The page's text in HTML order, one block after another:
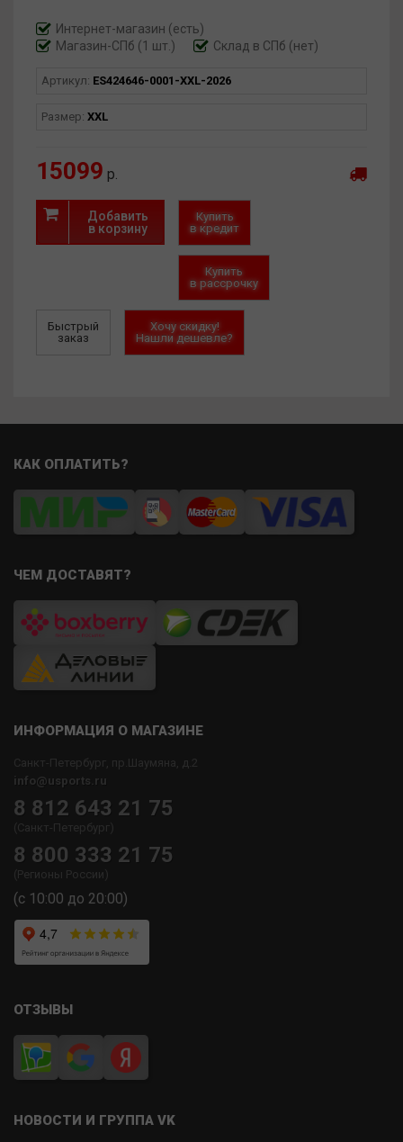
Интернет-магазин (есть)
Магазин-СПб (1 шт.)
Склад в СПб (нет)
Артикул: ES424646-0001-XXL-2026
Размер: XXL
15099 р.
Добавить
в корзину
Купить
в кредит
Купить
в рассрочку
Быстрый
заказ
Хочу скидку!
Нашли дешевле?
КАК ОПЛАТИТЬ?
ЧЕМ ДОСТАВЯТ?
ИНФОРМАЦИЯ О МАГАЗИНЕ
Санкт-Петербург, пр.Шаумяна, д.2
info@usports.ru
8 812 643 21 75
(Санкт-Петербург)
8 800 333 21 75
(Регионы России)
(с 10:00 до 20:00)
ОТЗЫВЫ
НОВОСТИ И ГРУППА VK